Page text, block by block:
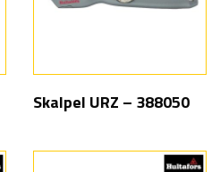
Skalpel URZ – 388050